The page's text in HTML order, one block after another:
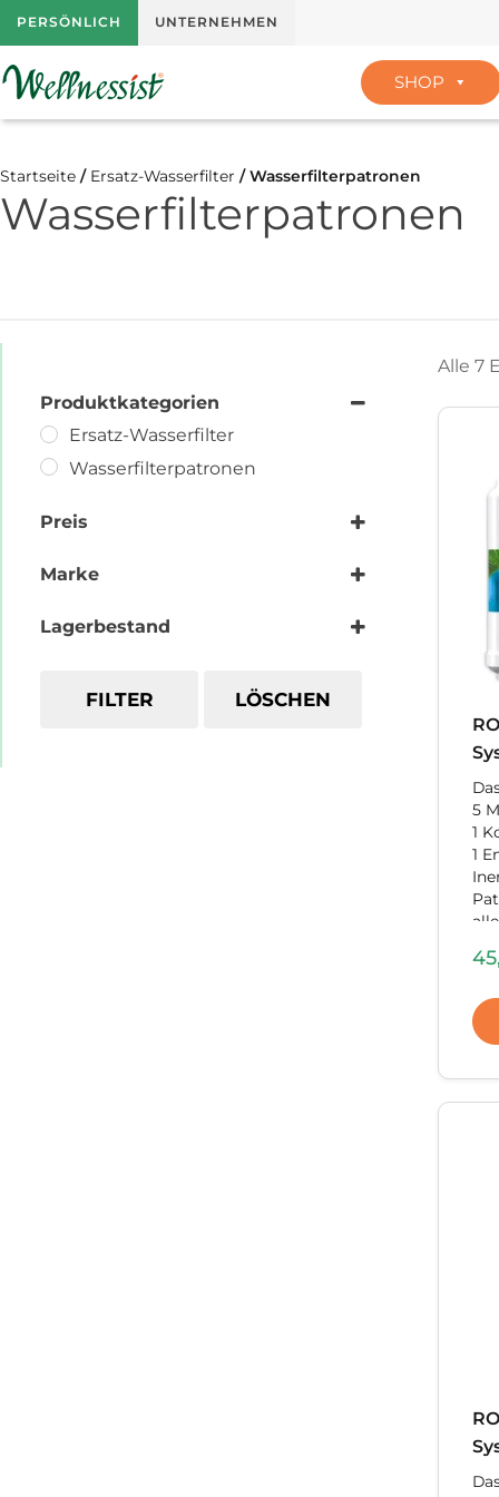
PERSÖNLICH UNTERNEHMEN
SHOP
Startseite / Ersatz-Wasserfilter / Wasserfilterpatronen
Wasserfilterpatronen
Produktkategorien
Ersatz-Wasserfilter
Wasserfilterpatronen
Preis
Marke
Lagerbestand
FILTER LÖSCHEN
Alle 7
5
1
1
die